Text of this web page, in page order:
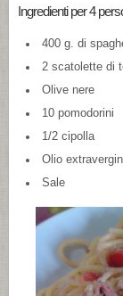
Ingredienti per 4
400 g. di
2 scatolette di
Olive nere
10 pomodorini
1/2 cipolla
Olio
Sale